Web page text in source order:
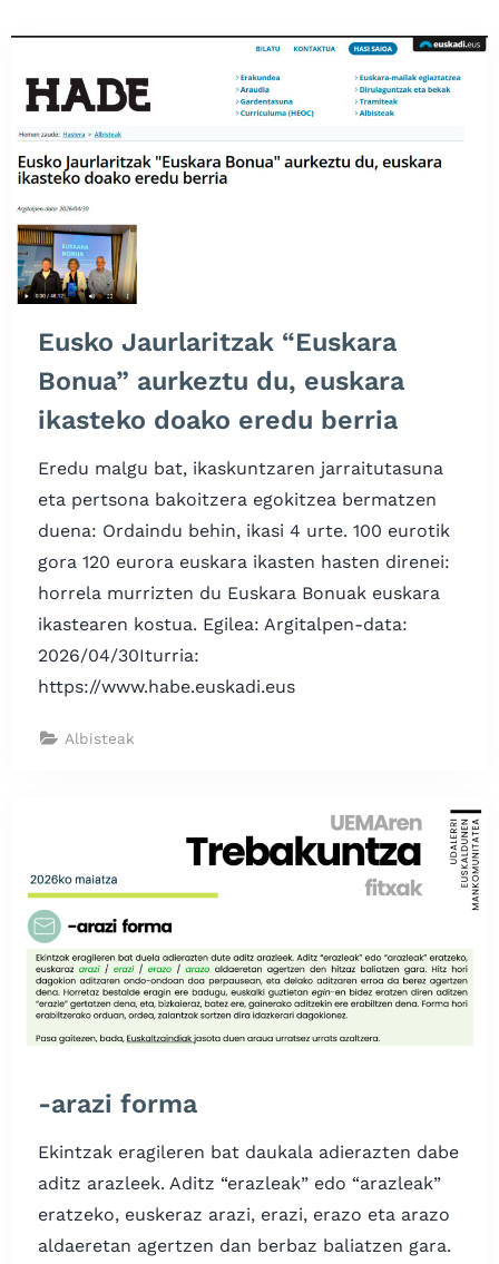
Eusko Jaurlaritzak “Euskara
Bonua” aurkeztu du, euskara
ikasteko doako eredu berria
Eredu malgu bat, ikaskuntzaren jarraitutasuna
eta pertsona bakoitzera egokitzea bermatzen
duena: Ordaindu behin, ikasi 4 urte. 100 eurotik
gora 120 eurora euskara ikasten hasten direnei:
horrela murrizten du Euskara Bonuak euskara
ikastearen kostua. Egilea: Argitalpen-data:
2026/04/30Iturria:
https://www.habe.euskadi.eus
Albisteak
-arazi forma
Ekintzak eragileren bat daukala adierazten dabe
aditz arazleek. Aditz “erazleak” edo “arazleak”
eratzeko, euskeraz arazi, erazi, erazo eta arazo
aldaeretan agertzen dan berbaz baliatzen gara.